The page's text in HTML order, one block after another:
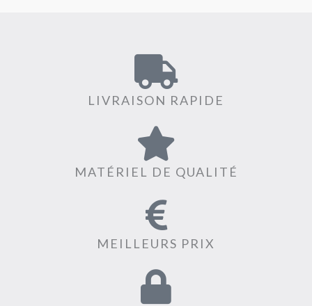
LIVRAISON RAPIDE
MATÉRIEL DE QUALITÉ
MEILLEURS PRIX